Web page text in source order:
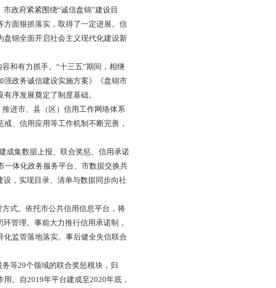
部署，依据《中共中央办公厅、国务院办公厅关于推进社
会信用体系建设构建以信用为基础的新型监管机制的指导意
设长效机制的指导意见》（国办发〔2020〕49号）、《辽
府建设的决定》（辽政发〔2019〕24号）、《辽宁省“十四
谋划全市社会信用体系建设工作，特编制本规划。
和相关要求，市委、市政府紧紧围绕“诚信盘锦”建设目
基础设施、信用监管等方面狠抓落实，取得了一定进展。信
诚信意识普遍增强，为盘锦全面开启社会主义现代化建设新
化营商环境的重要内容和有力抓手。“十三五”期间，相继
（试行）》《盘锦市加强政务诚信建设实施方案》《盘锦市
全市社会信用体系建设有序发展奠定了制度基础。
建设具体工作职责。推进市、县（区）信用工作网络体系